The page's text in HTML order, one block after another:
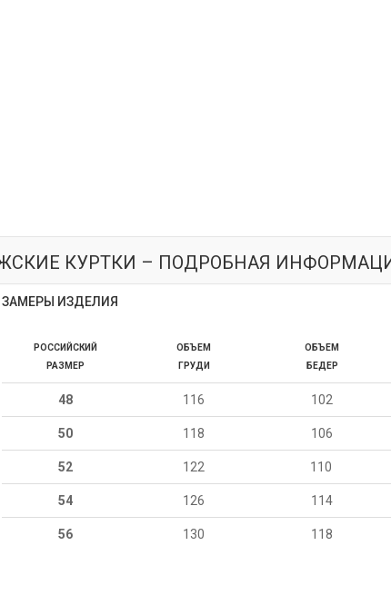
КУРТКИ – ПОДРОБНАЯ
ЗАМЕРЫ ИЗДЕЛИЯ
РОССИЙСКИЙ
РАЗМЕР
ОБЪЕМ
ГРУДИ
ОБЪЕМ
БЕДЕР
48 116 102
50 118 106
52 122 110
54 126 114
56 130 118